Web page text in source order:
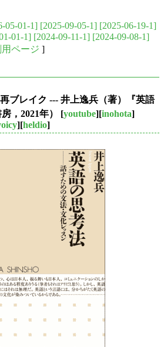
05-01-1] [2025-09-05-1] [2025-06-19-1]
01-1] [2024-09-11-1] [2024-09-08-1]
用ページ ]
ブレイク --- 井上逸兵（著）『英語
，2021年）
[youtube][inohota]
][heldio]